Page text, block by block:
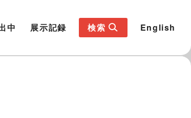
中 展示記録 検索 English